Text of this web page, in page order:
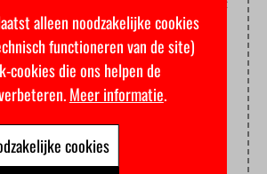
opgedane kennis, ervaringen en
niet heeft verholpen dat er bij
een bias is, waarbij werkgevers
die op henzelf lijken.
open science ook het seksisme
binnen wetenschappelijke teams
vooral ondersteunende rollen
alleen noodzakelijke cookies
functioneren van de site)
cookies die ons helpen de
Meer informatie.
cookies